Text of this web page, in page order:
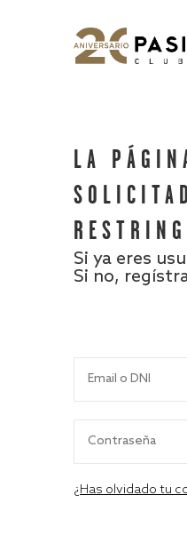
LA
Si ya eres
Si no,
¿Has olvidado tu